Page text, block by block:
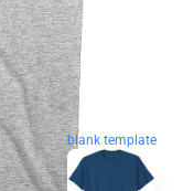
blank template